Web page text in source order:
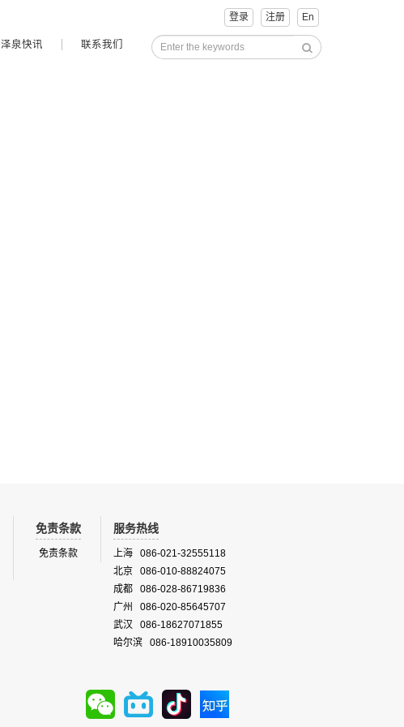
登录 注册 En
泽泉快讯 联系我们
免责条款
免责条款
服务热线
上海 086-021-32555118
北京 086-010-88824075
成都 086-028-86719836
广州 086-020-85645707
武汉 086-18627071855
哈尔滨 086-18910035809